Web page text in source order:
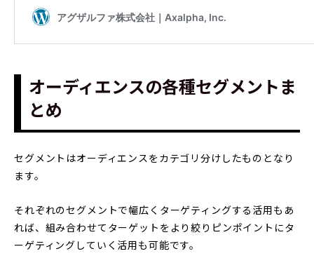
オーディエンスの各種セグメントま
とめ
セグメントはオーディエンスをカテゴリ分けしたものとなり
ます。
それぞれのセグメントで幅広くターゲティングする活用もあ
れば、組み合わせてターゲットをより絞りピンポイントにタ
ーゲティングしていく活用も可能です。